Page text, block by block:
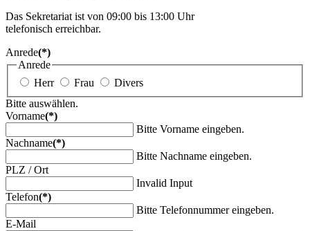
Das Sekretariat ist von 09:00 bis 13:00 Uhr
telefonisch erreichbar.
Anrede(*)
Anrede
Herr
Frau
Divers
Bitte auswählen.
Vorname(*)
Bitte Vorname eingeben.
Nachname(*)
Bitte Nachname eingeben.
PLZ / Ort
Invalid Input
Telefon(*)
Bitte Telefonnummer eingeben.
E-Mail